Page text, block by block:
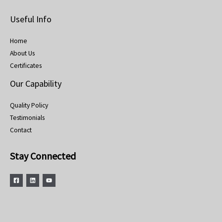
Useful Info
Home
About Us
Certificates
Our Capability
Quality Policy
Testimonials
Contact
Stay Connected